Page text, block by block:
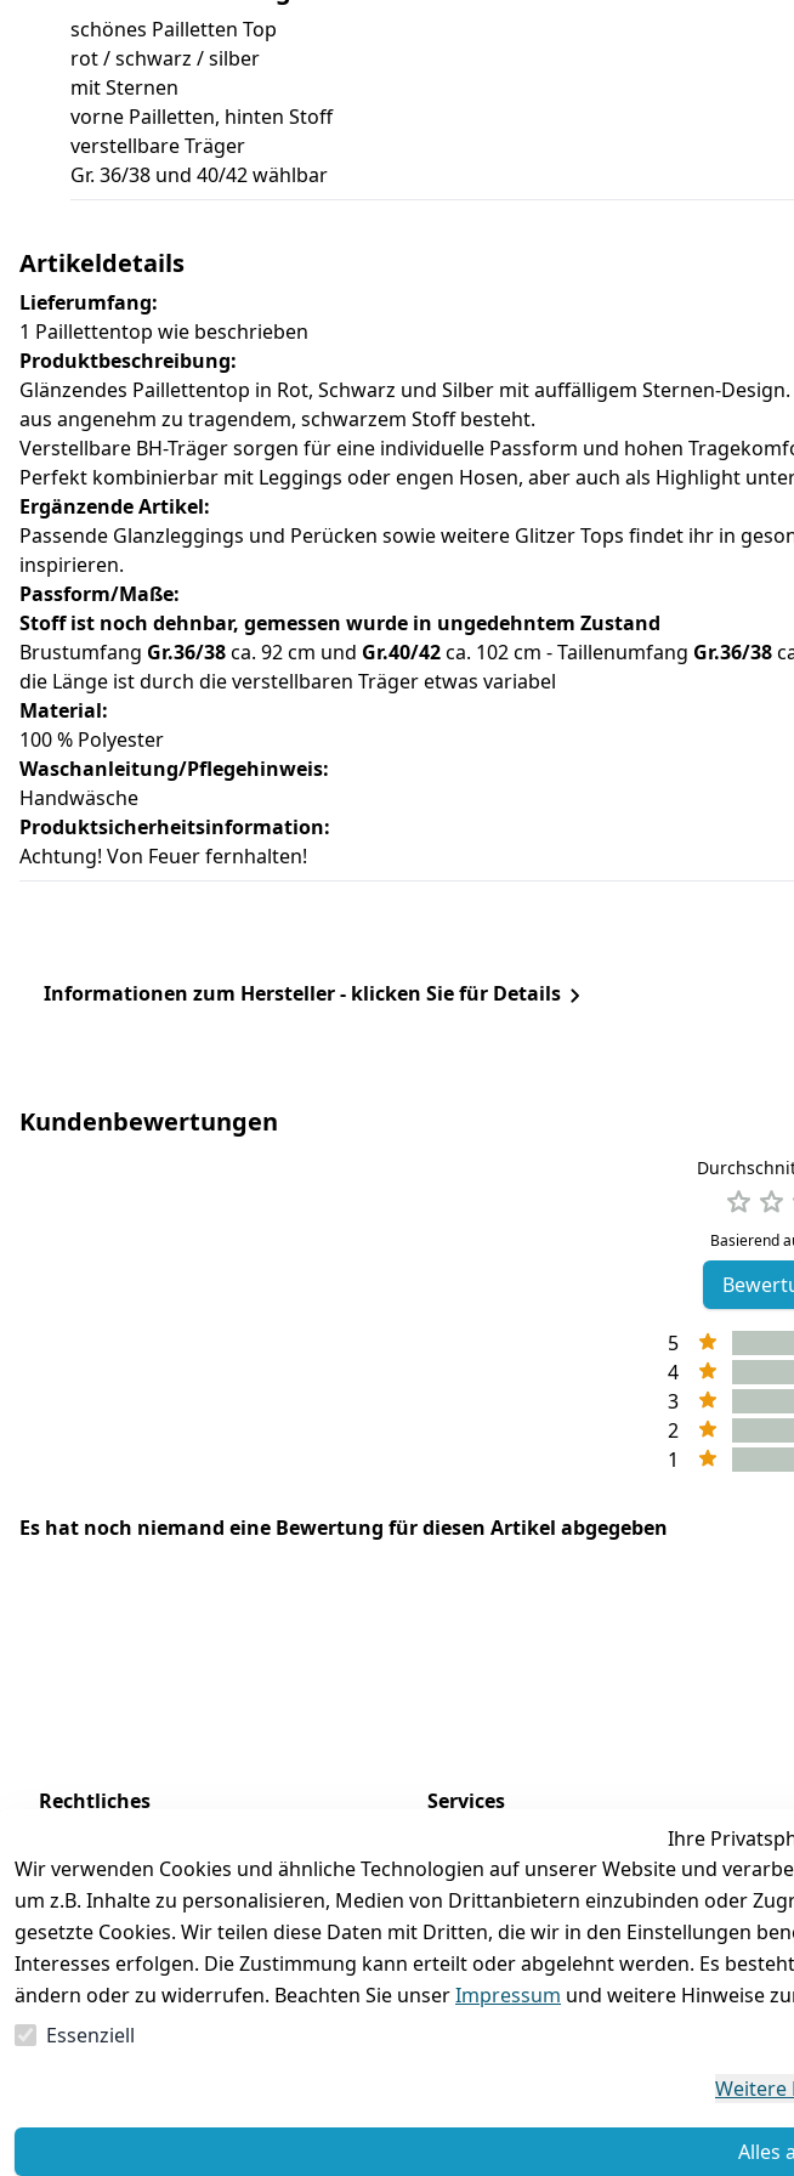
schönes Pailletten Top
rot / schwarz / silber
mit Sternen
vorne Pailletten, hinten Stoff
verstellbare Träger
Gr. 36/38 und 40/42 wählbar
Artikeldetails
Lieferumfang:
1 Paillettentop wie beschrieben
Produktbeschreibung:
Glänzendes Paillettentop in Rot, Schwarz und Silber mit auffälligem Sternen-
aus angenehm zu tragendem, schwarzem Stoff besteht.
Verstellbare BH-Träger sorgen für eine individuelle Passform und hohen
Perfekt kombinierbar mit Leggings oder engen Hosen, aber auch als Highlight
Ergänzende Artikel:
Passende Glanzleggings und Perücken sowie weitere Glitzer Tops findet ihr in
inspirieren.
Passform/Maße:
Stoff ist noch dehnbar, gemessen wurde in ungedehntem Zustand
Brustumfang Gr.36/38ca. 92 cm und Gr.40/42ca. 102 cm - Taillenumfang Gr.36/38
die Länge ist durch die verstellbaren Träger etwas variabel
Material:
100 % Polyester
Waschanleitung/Pflegehinweis:
Handwäsche
Produktsicherheitsinformation:
Achtung! Von Feuer fernhalten!
Informationen zum Hersteller - klicken Sie für Details
Kundenbewertungen
Basierend
5
4
3
2
1
Es hat noch niemand eine Bewertung für diesen Artikel abgegeben
Ihre
Wir verwenden Cookies und ähnliche Technologien auf unserer Website und
um z.B. Inhalte zu personalisieren, Medien von Drittanbietern einzubinden oder
gesetzte Cookies. Wir teilen diese Daten mit Dritten, die wir in den Einstellungen
Interesses erfolgen. Die Zustimmung kann erteilt oder abgelehnt werden. Es
ändern oder zu widerrufen. Beachten Sie unserImpressum und weitere Hinweise
Essenziell
Weitere
Alles
Rechtliches
Impressum
Datenschutzerklärung
Batterieentsorgung
Widerrufsrecht
Services
Registrieren
Zahlung und Versand
Rückgabe / Umtausch / Reklamation